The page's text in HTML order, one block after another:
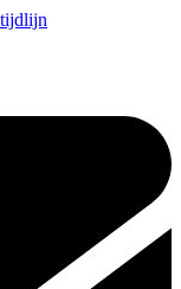
tijdlijn